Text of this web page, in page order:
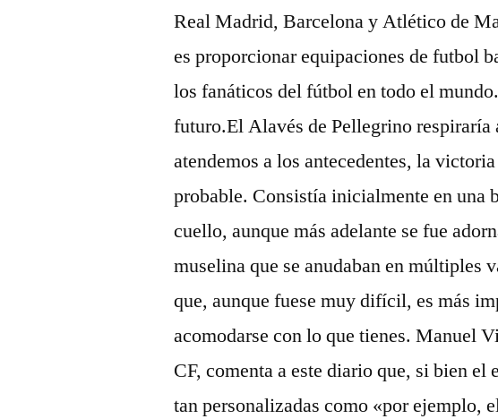
Real Madrid, Barcelona y Atlético de
es proporcionar equipaciones de futbol
los fanáticos del fútbol en todo el
futuro.El Alavés de Pellegrino
atendemos a los antecedentes, la
probable. Consistía inicialmente en una
cuello, aunque más adelante se fue
muselina que se anudaban en múltiples
que, aunque fuese muy difícil, es más
acomodarse con lo que tienes. Manuel
CF, comenta a este diario que, si bien el
tan personalizadas como «por ejemplo,